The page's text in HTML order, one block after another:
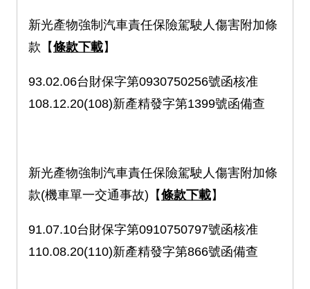
新光產物強制汽車責任保險駕駛人傷害附加條
款【條款下載】
93.02.06台財保字第0930750256號函核准
108.12.20(108)新產精發字第1399號函備查
新光產物強制汽車責任保險駕駛人傷害附加條
款(機車單一交通事故)【條款下載】
91.07.10台財保字第0910750797號函核准
110.08.20(110)新產精發字第866號函備查